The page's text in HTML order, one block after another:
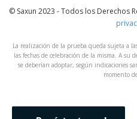
© Saxun 2023 - Todos los Derechos
La realización de la prueba queda sujeta a
las fechas de celebración de la misma. A su
se deberían adoptar, según indicaciones
momento